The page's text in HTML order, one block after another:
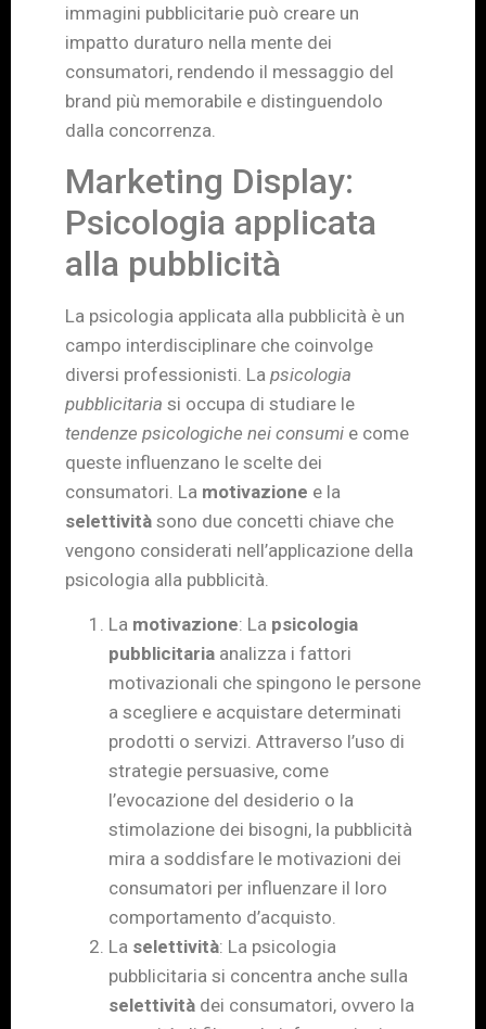
immagini pubblicitarie può creare un
impatto duraturo nella mente dei
consumatori, rendendo il messaggio del
brand più memorabile e distinguendolo
dalla concorrenza.
Marketing Display:
Psicologia applicata
alla pubblicità
La psicologia applicata alla pubblicità è un
campo interdisciplinare che coinvolge
diversi professionisti. La psicologia
pubblicitaria si occupa di studiare le
tendenze psicologiche nei consumi e come
queste influenzano le scelte dei
consumatori. La motivazione e la
selettività sono due concetti chiave che
vengono considerati nell’applicazione della
psicologia alla pubblicità.
La motivazione: La psicologia
pubblicitaria analizza i fattori
motivazionali che spingono le persone
a scegliere e acquistare determinati
prodotti o servizi. Attraverso l’uso di
strategie persuasive, come
l’evocazione del desiderio o la
stimolazione dei bisogni, la pubblicità
mira a soddisfare le motivazioni dei
consumatori per influenzare il loro
comportamento d’acquisto.
La selettività: La psicologia
pubblicitaria si concentra anche sulla
selettività dei consumatori, ovvero la